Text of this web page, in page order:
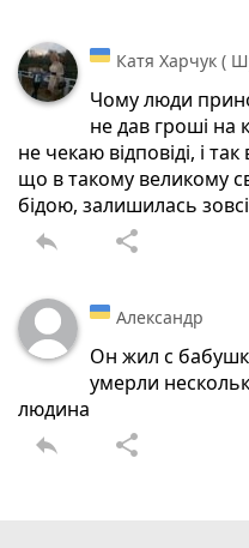
Катя Харчук (
Чому люди
не дав гроші на
не чекаю відповіді, і
що в такому великому
бідою, залишилась
reply share
Александр
Он жил с
умерли
людина
reply share